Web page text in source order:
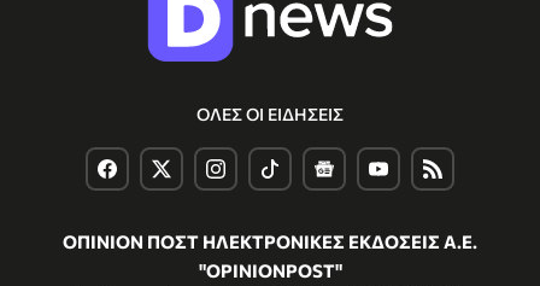
ΟΛΕΣ ΟΙ ΕΙΔΗΣΕΙΣ
ΟΠΙΝΙΟΝ ΠΟΣΤ ΗΛΕΚΤΡΟΝΙΚΕΣ ΕΚΔΟΣΕΙΣ Α.Ε.
"OPINIONPOST"